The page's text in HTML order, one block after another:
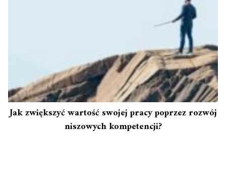
Jak zwiększyć wartość swojej pracy poprzez rozwój
niszowych kompetencji?